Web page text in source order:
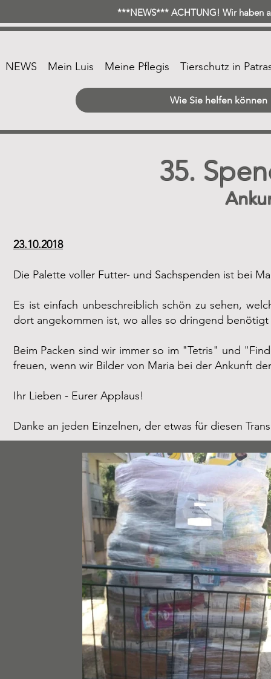
***NEWS*** ACHTUNG! Wir haben
NEWS Mein Luis Meine Pflegis Tierschutz in
Wie Sie helfen können
35.
23.10.2018
Die Palette voller Futter- und Sachspenden ist bei
Es ist einfach unbeschreiblich schön zu sehen,
dort angekommen ist, wo alles so dringend
Beim Packen sind wir immer so im "Tetris" und
freuen, wenn wir Bilder von Maria bei der Ankunft
Ihr Lieben - Eurer Applaus!
Danke an jeden Einzelnen, der etwas für diesen